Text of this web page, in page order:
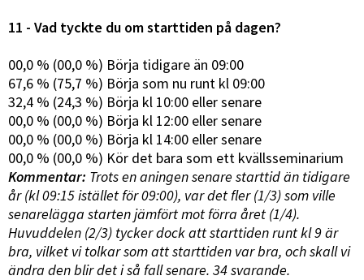
11 - Vad tyckte du om starttiden på dagen?
00,0 % (00,0 %) Börja tidigare än 09:00
67,6 % (75,7 %) Börja som nu runt kl 09:00
32,4 % (24,3 %) Börja kl 10:00 eller senare
00,0 % (00,0 %) Börja kl 12:00 eller senare
00,0 % (00,0 %) Börja kl 14:00 eller senare
00,0 % (00,0 %) Kör det bara som ett kvällsseminarium
Kommentar: Trots en aningen senare starttid än tidigare
år (kl 09:15 istället för 09:00), var det fler (1/3) som ville
senarelägga starten jämfört mot förra året (1/4).
Huvuddelen (2/3) tycker dock att starttiden runt kl 9 är
bra, vilket vi tolkar som att starttiden var bra, och skall vi
ändra den blir det i så fall senare. 34 svarande.